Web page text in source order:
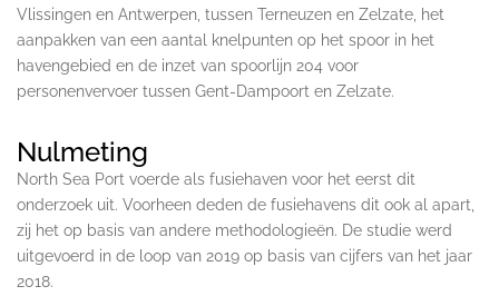
Vlissingen en Antwerpen, tussen Terneuzen en Zelzate, het
aanpakken van een aantal knelpunten op het spoor in het
havengebied en de inzet van spoorlijn 204 voor
personenvervoer tussen Gent-Dampoort en Zelzate.
Nulmeting
North Sea Port voerde als fusiehaven voor het eerst dit
onderzoek uit. Voorheen deden de fusiehavens dit ook al apart,
zij het op basis van andere methodologieën. De studie werd
uitgevoerd in de loop van 2019 op basis van cijfers van het jaar
2018.